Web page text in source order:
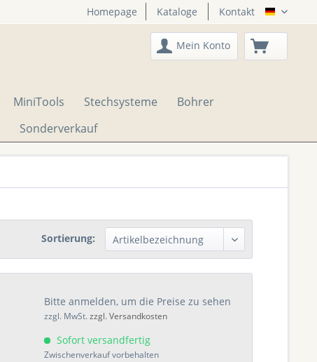
Homepage Kataloge Kontakt DTS
Mein Konto
MiniTools Stechsysteme
Bohrer
Sonderverkauf
Sortierung:
Bitte anmelden, um die Preise zu sehen
zzgl. MwSt.zzgl. Versandkosten
Sofort versandfertig
Zwischenverkauf vorbehalten